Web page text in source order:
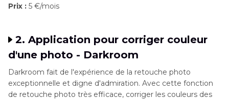
Prix : 5 €/mois
2. Application pour corriger couleur
d'une photo - Darkroom
Darkroom fait de l'expérience de la retouche photo
exceptionnelle et digne d'admiration. Avec cette fonction
de retouche photo très efficace, corriger les couleurs des